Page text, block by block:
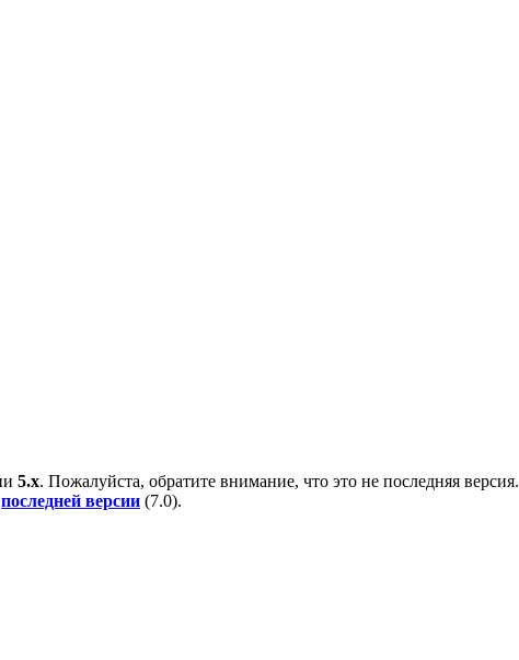
5.x. Пожалуйста, обратите внимание, что это не последняя версия.
последней версии (7.0).